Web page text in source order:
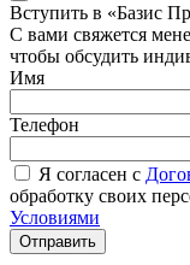
Вступить в «Базис
С вами свяжется
чтобы обсудить
Имя
Телефон
Я согласен с
обработку своих
Условиями
Отправить